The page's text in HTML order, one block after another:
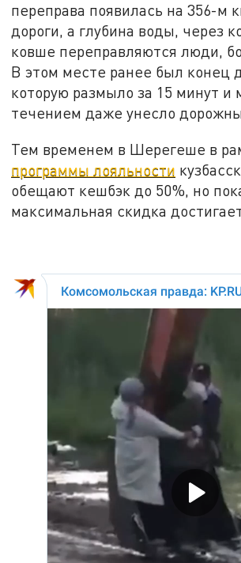
переправа появилась на 356-м
дороги, а глубина воды, через
ковше переправляются люди,
В этом месте ранее был конец
которую размыло за 15 минут
течением даже унесло
Тем временем в Шерегеше в
программы лояльности
обещают кешбэк до 50%, но
максимальная скидка